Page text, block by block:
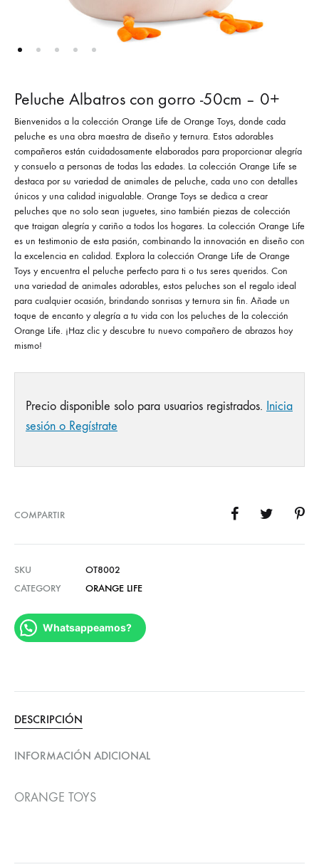
Peluche Albatros con gorro -50cm – 0+
Bienvenidos a la colección Orange Life de Orange Toys, donde cada
peluche es una obra maestra de diseño y ternura. Estos adorables
compañeros están cuidadosamente elaborados para proporcionar alegría
y consuelo a personas de todas las edades. La colección Orange Life se
destaca por su variedad de animales de peluche, cada uno con detalles
únicos y una calidad inigualable. Orange Toys se dedica a crear
peluches que no solo sean juguetes, sino también piezas de colección
que traigan alegría y cariño a todos los hogares. La colección Orange Life
es un testimonio de esta pasión, combinando la innovación en diseño con
la excelencia en calidad. Explora la colección Orange Life de Orange
Toys y encuentra el peluche perfecto para ti o tus seres queridos. Con
una variedad de animales adorables, estos peluches son el regalo ideal
para cualquier ocasión, brindando sonrisas y ternura sin fin. Añade un
toque de encanto y alegría a tu vida con los peluches de la colección
Orange Life. ¡Haz clic y descubre tu nuevo compañero de abrazos hoy
mismo!
Precio disponible solo para usuarios registrados. Inicia
sesión o Regístrate
COMPARTIR
SKU
OT8002
CATEGORY
ORANGE LIFE
Whatsappeamos?
DESCRIPCIÓN
INFORMACIÓN ADICIONAL
ORANGE TOYS